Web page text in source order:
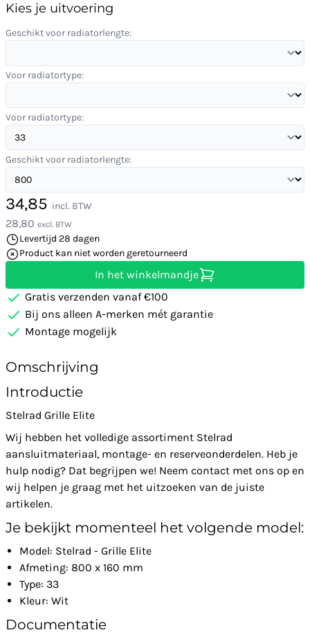
Kies je uitvoering
Geschikt voor radiatorlengte:
Voor radiatortype:
Voor radiatortype:
Geschikt voor radiatorlengte:
34,85 incl. BTW
28,80 excl. BTW
Levertijd 28 dagen
Product kan niet worden geretourneerd
In het winkelmandje
Gratis verzenden vanaf €100
Bij ons alleen A-merken mét garantie
Montage mogelijk
Omschrijving
Introductie
Stelrad Grille Elite
Wij hebben het volledige assortiment Stelrad
aansluitmateriaal, montage- en reserveonderdelen. Heb je
hulp nodig? Dat begrijpen we! Neem contact met ons op en
wij helpen je graag met het uitzoeken van de juiste
artikelen.
Je bekijkt momenteel het volgende model:
Model: Stelrad - Grille Elite
Afmeting: 800 x 160 mm
Type: 33
Kleur: Wit
Documentatie